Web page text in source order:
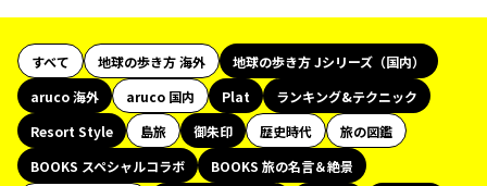
すべて 地球の歩き方 海外
地球の歩き方 Jシリーズ（国内）
aruco 海外
aruco 国内 Plat
ランキング&テクニック
Resort Style
島旅 御朱印 歴史時代
旅の図鑑
BOOKS スペシャルコラボ
BOOKS 旅の名言＆絶景